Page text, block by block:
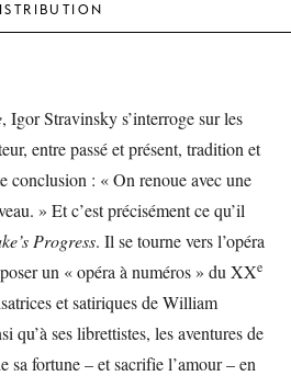
, Igor Stravinsky s’interroge sur les
entre passé et présent, tradition et
conclusion : « On renoue avec une
» Et c’est précisément ce qu’il
Progress. Il se tourne vers l’opéra
un « opéra à numéros » du XXe
et satiriques de William
qu’à ses librettistes, les aventures de
fortune – et sacrifie l’amour – en